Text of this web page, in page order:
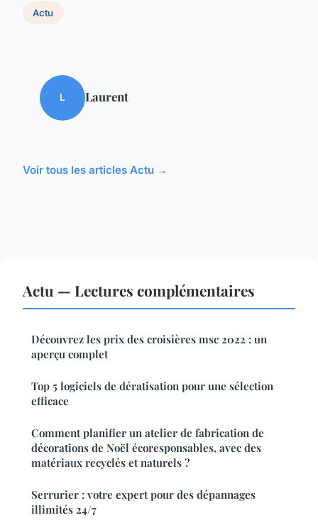
Actu
L Laurent
Voir tous les articles Actu →
Actu — Lectures complémentaires
Découvrez les prix des croisières msc 2022 : un
aperçu complet
Top 5 logiciels de dératisation pour une sélection
efficace
Comment planifier un atelier de fabrication de
décorations de Noël écoresponsables, avec des
matériaux recyclés et naturels ?
Serrurier : votre expert pour des dépannages
illimités 24/7